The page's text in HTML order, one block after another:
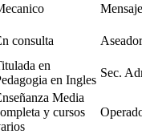
consulta
en
en Ingles
Sec.
Media
y cursos